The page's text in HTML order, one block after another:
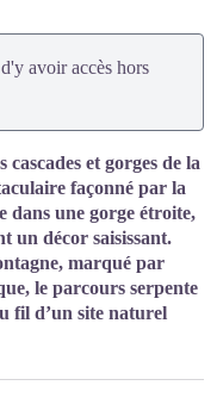
avoir accès hors
et gorges de la
façonné par la
dans une gorge étroite,
un décor saisissant.
marqué par
le parcours serpente
fil d’un site naturel